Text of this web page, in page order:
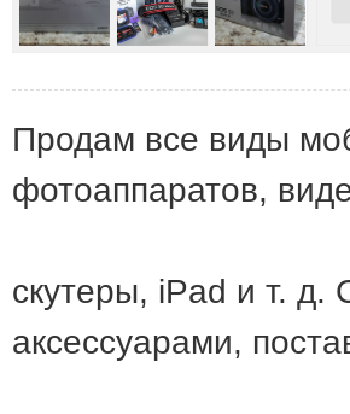
Продам все виды
фотоаппаратов,
скутеры, iPad и т.
аксессуарами,